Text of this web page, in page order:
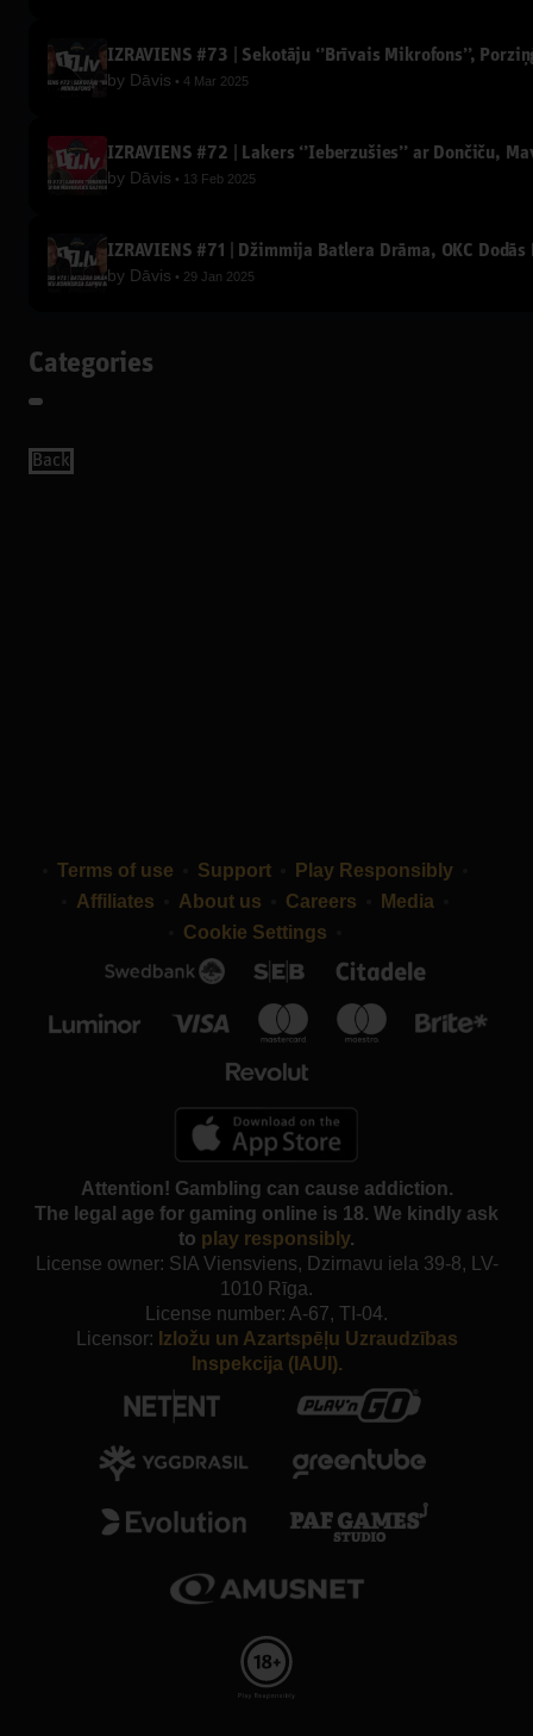
IZRĀVIENS #73 | Sekotāju ‘’Brīvais Mikrofons’’,
by Dāvis 4 Mar 2025
IZRĀVIENS #72 | Lakers ‘’Ieberzušies’’ ar Dončiču,
by Dāvis 13 Feb 2025
IZRĀVIENS #71 | Džimmija Batlera Drāma, OKC
by Dāvis 29 Jan 2025
Categories
Back
Terms of use Support
Play Responsibly
Affiliates
About us Careers
Media
Cookie Settings
Attention! Gambling can cause addiction.
The legal age for gaming online is 18. We kindly ask
to play responsibly.
License owner: SIA Viensviens, Dzirnavu iela 39-8, LV-
1010 Rīga.
License number: A-67, TI-04.
Licensor: Izložu un Azartspēļu Uzraudzības
Inspekcija (IAUI).